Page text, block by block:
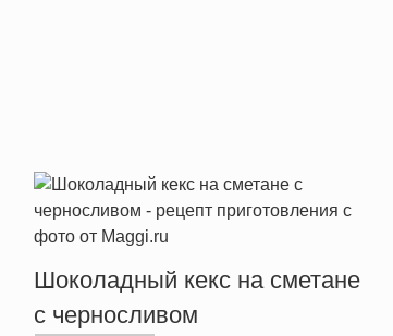
Шоколадный кекс на сметане
с черносливом